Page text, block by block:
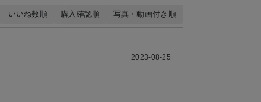
いいね数順 購入確認順 写真・動画付き順
2023-08-25